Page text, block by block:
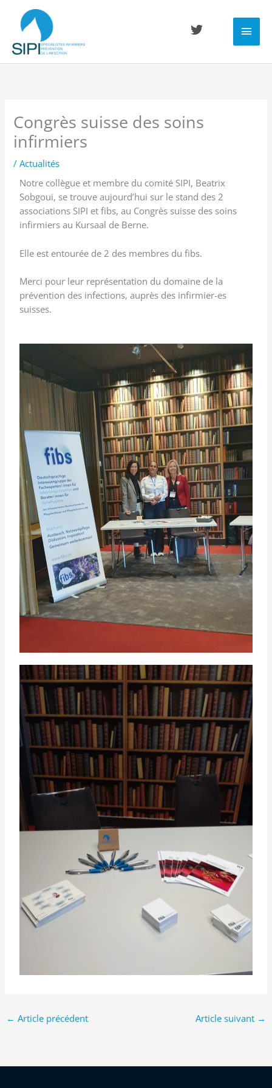
contenu
Congrès suisse des soins
infirmiers
/Actualités
Notre collègue et membre du comité SIPI, Beatrix
Sobgoui, se trouve aujourd’hui sur le stand des 2
associations SIPI et fibs, au Congrès suisse des soins
infirmiers au Kursaal de Berne.
Elle est entourée de 2 des membres du fibs.
Merci pour leur représentation du domaine de la
prévention des infections, auprès des infirmier-es
suisses.
← Article précédent Article suivant →